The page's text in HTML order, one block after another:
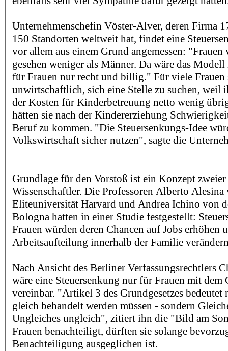
Unternehmenschefin Vöster-Alver, deren Firma
150 Standorten weltweit hat, findet eine
vor allem aus einem Grund angemessen: "Frauen
gesehen weniger als Männer. Da wäre das
für Frauen nur recht und billig." Für viele Frauen
unwirtschaftlich, sich eine Stelle zu suchen, weil
der Kosten für Kinderbetreuung netto wenig
hätten sie nach der Kindererziehung
Beruf zu kommen. "Die Steuersenkungs-Idee
Volkswirtschaft sicher nutzen", sagte die
Grundlage für den Vorstoß ist ein Konzept
Wissenschaftler. Die Professoren Alberto Alesina
Eliteuniversität Harvard und Andrea Ichino von
Bologna hatten in einer Studie festgestellt:
Frauen würden deren Chancen auf Jobs erhöhen
Arbeitsaufteilung innerhalb der Familie
Nach Ansicht des Berliner Verfassungsrechtlers
wäre eine Steuersenkung nur für Frauen mit dem
vereinbar. "Artikel 3 des Grundgesetzes bedeutet
gleich behandelt werden müssen - sondern
Ungleiches ungleich", zitiert ihn die "Bild am
Frauen benachteiligt, dürften sie solange
Benachteiligung ausgeglichen ist.